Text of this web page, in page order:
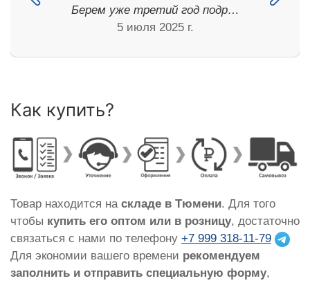
Берем уже третий год подр…
5 июля 2025 г.
Как купить?
Товар находится на складе в Тюмени. Для того
чтобы купить его оптом или в розницу, достаточно
связаться с нами по телефону +7 999 318-11-79
Для экономии вашего времени рекомендуем
заполнить и отправить специальную форму,